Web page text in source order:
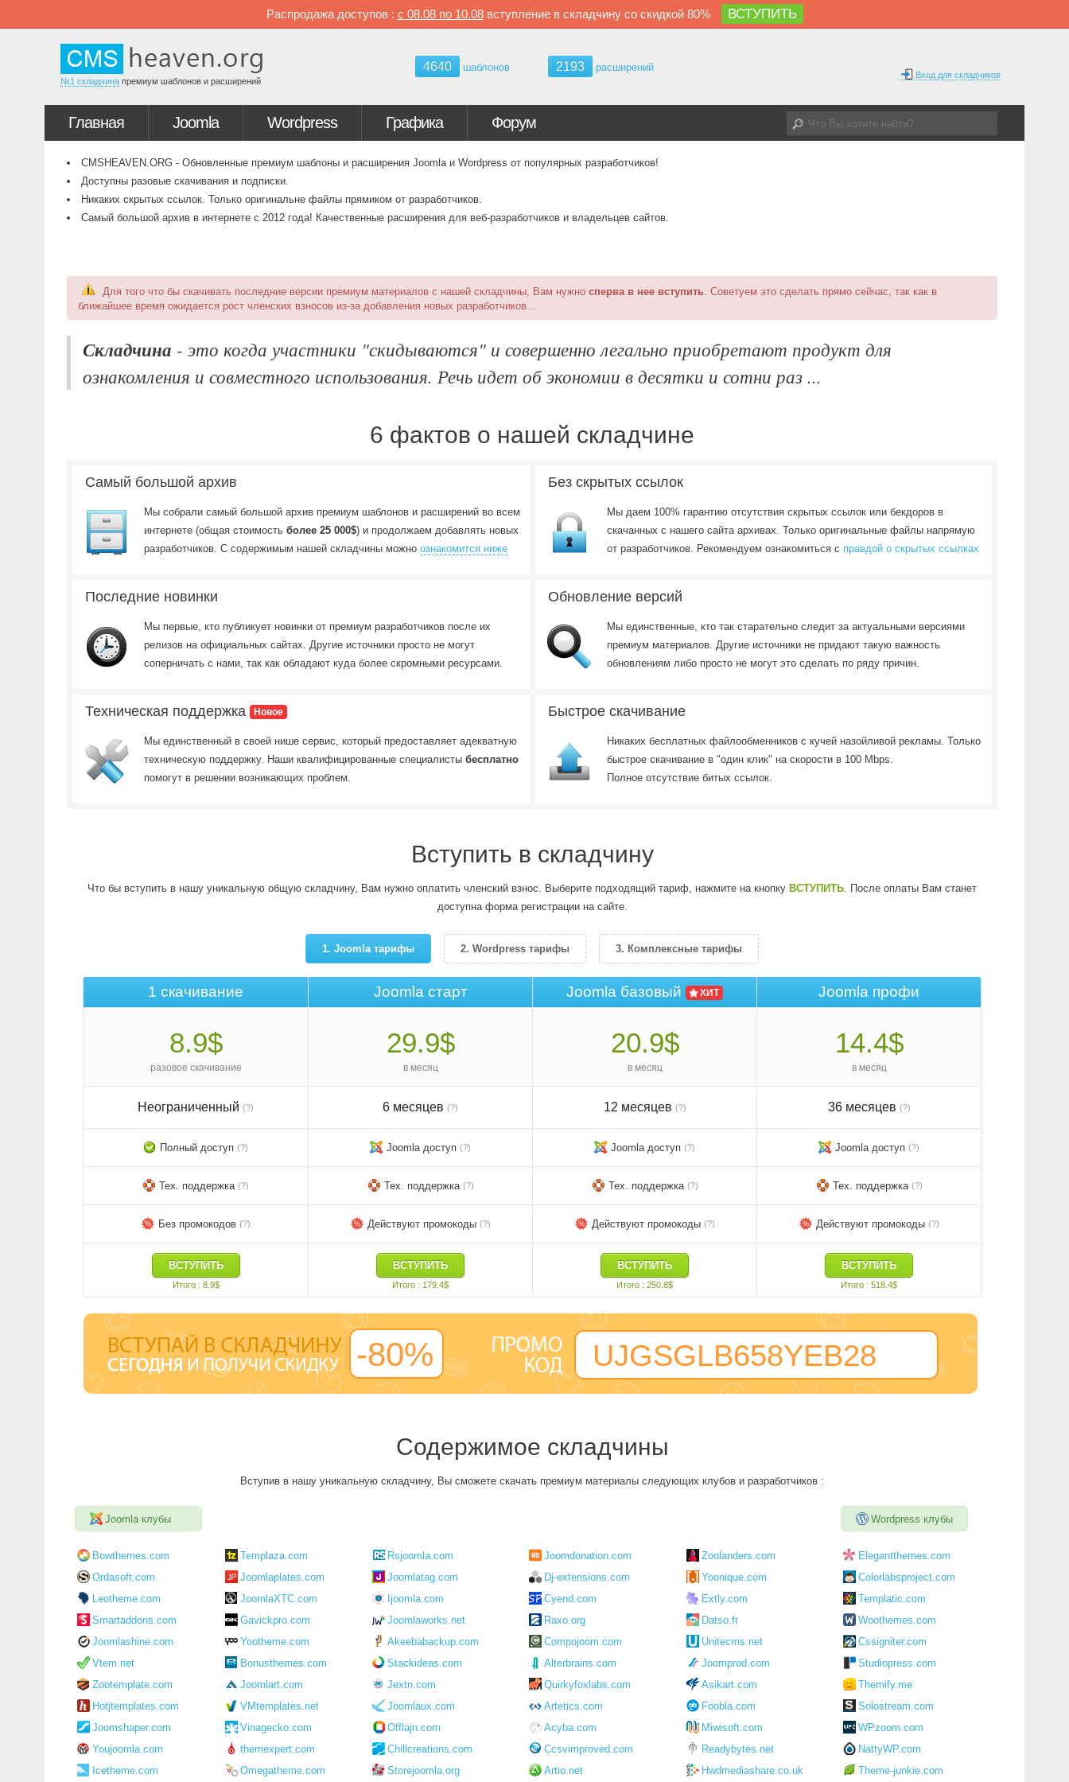
Распродажа доступов : с 08.08 по 10.08вступление в складчину со скидкой 80% ВСТУПИТЬ
№1 складчина премиум шаблонов и расширений
4640 шаблонов 2193 расширений
Вход для складчиков
Главная Joomla Wordpress Графика Форум
CMSHEAVEN.ORG - Обновленные премиум шаблоны и расширения Joomla и Wordpress от популярных разработчиков!
Доступны разовые скачивания и подписки.
Никаких скрытых ссылок. Только оригинальне файлы прямиком от разработчиков.
Самый большой архив в интернете с 2012 года! Качественные расширения для веб-разработчиков и владельцев сайтов.
Для того что бы скачивать последние версии премиум материалов с нашей складчины, Вам нужно сперва в нее вступить. Советуем это сделать прямо сейчас, так как в
ближайшее время ожидается рост членских взносов из-за добавления новых разработчиков...
Складчина - это когда участники "скидываются" и совершенно легально приобретают продукт для
ознакомления и совместного использования. Речь идет об экономии в десятки и сотни раз ...
6 фактов о нашей складчине
Самый большой архив
Мы собрали самый большой архив премиум шаблонов и расширений во всем
интернете (общая стоимость более 25 000$) и продолжаем добавлять новых
разработчиков. C содержимым нашей складчины можно ознакомится ниже
Без скрытых ссылок
Мы даем 100% гарантию отсутствия скрытых ссылок или бекдоров в
скачанных с нашего сайта архивах. Только оригинальные файлы напрямую
от разработчиков. Рекомендуем ознакомиться с правдой о скрытых ссылках
Последние новинки
Мы первые, кто публикует новинки от премиум разработчиков после их
релизов на официальных сайтах. Другие источники просто не могут
соперничать с нами, так как обладают куда более скромными ресурсами.
Обновление версий
Мы единственные, кто так старательно следит за актуальными версиями
премиум материалов. Другие источники не придают такую важность
обновлениям либо просто не могут это сделать по ряду причин.
Техническая поддержка Новое
Мы единственный в своей нише сервис, который предоставляет адекватную
техническую поддержку. Наши квалифицированные специалисты бесплатно
помогут в решении возникающих проблем.
Быстрое скачивание
Никаких бесплатных файлообменников с кучей назойливой рекламы. Только
быстрое скачивание в "один клик" на скорости в 100 Mbps.
Полное отсутствие битых ссылок.
Вступить в складчину
Что бы вступить в нашу уникальную общую складчину, Вам нужно оплатить членский взнос. Выберите подходящий тариф, нажмите на кнопку ВСТУПИТЬ. После оплаты Вам станет
доступна форма регистрации на сайте.
1. Joomla тарифы 2. Wordpress тарифы 3. Комплексные тарифы
1 скачивание
8.9$
разовое скачивание
Неограниченный (?)
Полный доступ (?)
Тех. поддержка (?)
Без промокодов (?)
ВСТУПИТЬ
Итого : 8.9$
Joomla старт
29.9$
в месяц
6 месяцев (?)
Joomla доступ (?)
Тех. поддержка (?)
Действуют промокоды (?)
ВСТУПИТЬ
Итого : 179.4$
Joomla базовый ХИТ
20.9$
в месяц
12 месяцев (?)
Joomla доступ (?)
Тех. поддержка (?)
Действуют промокоды (?)
ВСТУПИТЬ
Итого : 250.8$
Joomla профи
14.4$
в месяц
36 месяцев (?)
Joomla доступ (?)
Тех. поддержка (?)
Действуют промокоды (?)
ВСТУПИТЬ
Итого : 518.4$
-80% UJGSGLB658YEB28
Содержимое складчины
Вступив в нашу уникальную складчину, Вы сможете скачать премиум материалы следующих клубов и разработчиков :
Joomla клубы
Bowthemes.com
Ordasoft.com
Leotheme.com
Smartaddons.com
Joomlashine.com
Vtem.net
Zootemplate.com
Hotjtemplates.com
Joomshaper.com
Youjoomla.com
Icetheme.com
Templaza.com
Joomlaplates.com
JoomlaXTC.com
Gavickpro.com
Yootheme.com
Bonusthemes.com
Joomlart.com
VMtemplates.net
Vinagecko.com
themexpert.com
Omegatheme.com
Rsjoomla.com
Joomlatag.com
Ijoomla.com
Joomlaworks.net
Akeebabackup.com
Stackideas.com
Jextn.com
Joomlaux.com
Offlajn.com
Chillcreations.com
Storejoomla.org
Joomdonation.com
Dj-extensions.com
Cyend.com
Raxo.org
Compojoom.com
Alterbrains.com
Quirkyfoxlabs.com
Artetics.com
Acyba.com
Ccsvimproved.com
Artio.net
Zoolanders.com
Yoonique.com
Extly.com
Datso.fr
Unitecms.net
Joomprod.com
Asikart.com
Foobla.com
Miwisoft.com
Readybytes.net
Hwdmediashare.co.uk
Wordpress клубы
Elegantthemes.com
Colorlabsproject.com
Templatic.com
Woothemes.com
Cssigniter.com
Studiopress.com
Themify.me
Solostream.com
WPzoom.com
NattyWP.com
Theme-junkie.com